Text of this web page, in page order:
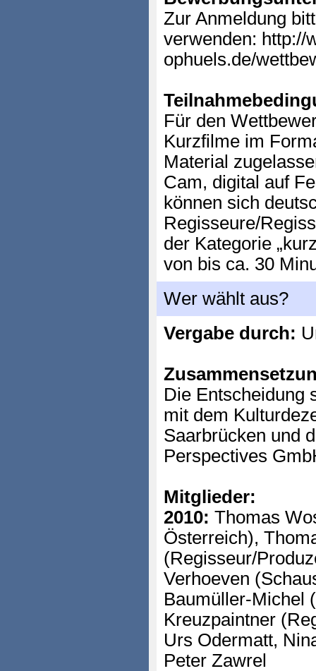
Zur Anmeldung
verwenden: http://
ophuels.de/
Für den
Kurzfilme im
Material
Cam, digital auf
können sich
Regisseure/
der Kategorie
von bis ca. 30
Wer wählt aus?
Vergabe durch:
Die Entscheidung
mit dem
Saarbrücken und
Perspectives
Mitglieder:
2010: Thomas
Österreich),
(Regisseur/
Verhoeven
Baumüller-Michel
Kreuzpaintner
Urs Odermatt,
Peter Zawrel